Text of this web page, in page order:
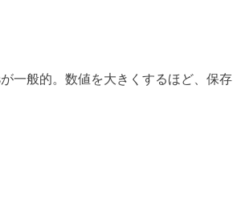
一般的。数値を大きくするほど、保存